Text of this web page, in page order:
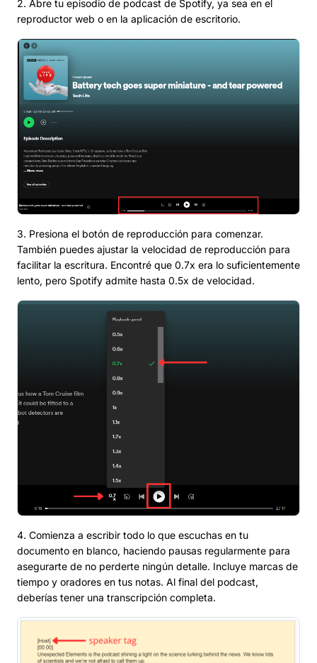
2. Abre tu episodio de podcast de Spotify, ya sea en el
reproductor web o en la aplicación de escritorio.
3. Presiona el botón de reproducción para comenzar.
También puedes ajustar la velocidad de reproducción para
facilitar la escritura. Encontré que 0.7x era lo suficientemente
lento, pero Spotify admite hasta 0.5x de velocidad.
4. Comienza a escribir todo lo que escuchas en tu
documento en blanco, haciendo pausas regularmente para
asegurarte de no perderte ningún detalle. Incluye marcas de
tiempo y oradores en tus notas. Al final del podcast,
deberías tener una transcripción completa.